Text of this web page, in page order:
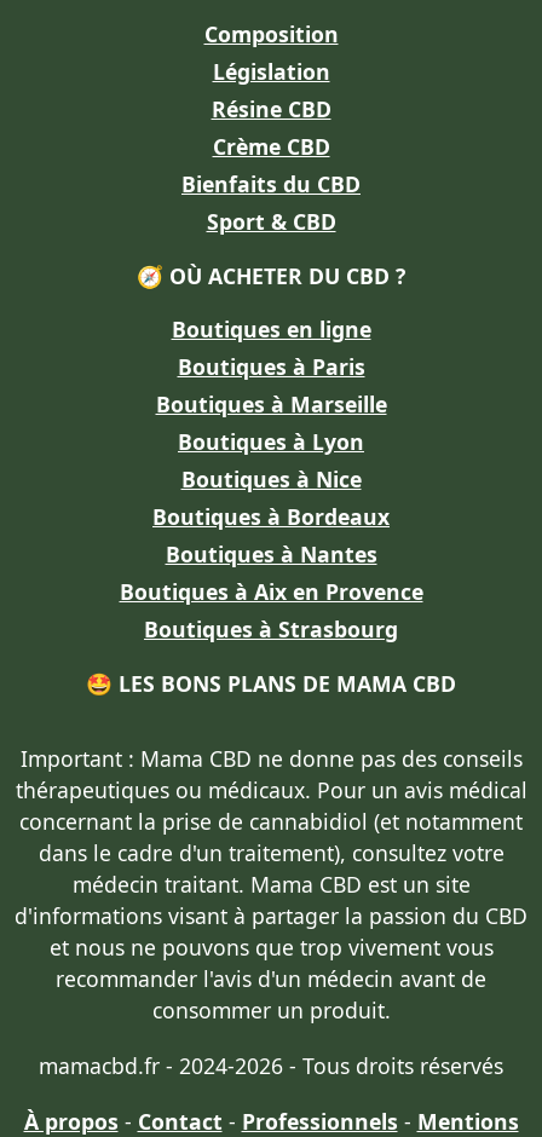
Composition
Législation
Résine CBD
Crème CBD
Bienfaits du CBD
Sport & CBD
🧭 OÙ ACHETER DU CBD ?
Boutiques en ligne
Boutiques à Paris
Boutiques à Marseille
Boutiques à Lyon
Boutiques à Nice
Boutiques à Bordeaux
Boutiques à Nantes
Boutiques à Aix en Provence
Boutiques à Strasbourg
🤩 LES BONS PLANS DE MAMA CBD
Important : Mama CBD ne donne pas des conseils
thérapeutiques ou médicaux. Pour un avis médical
concernant la prise de cannabidiol (et notamment
dans le cadre d'un traitement), consultez votre
médecin traitant. Mama CBD est un site
d'informations visant à partager la passion du CBD
et nous ne pouvons que trop vivement vous
recommander l'avis d'un médecin avant de
consommer un produit.
mamacbd.fr - 2024-2026 - Tous droits réservés
À propos - Contact - Professionnels - Mentions